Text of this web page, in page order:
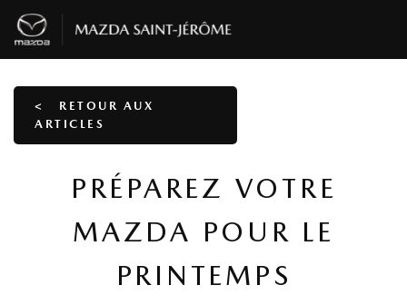
<
RETOUR AUX
ARTICLES
PRÉPAREZ VOTRE
MAZDA POUR LE
PRINTEMPS